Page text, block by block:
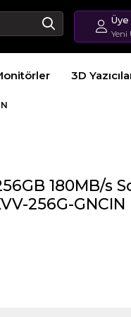
Üye
Yeni
Üye Ol
3D
180MB/s
256G-GNCIN